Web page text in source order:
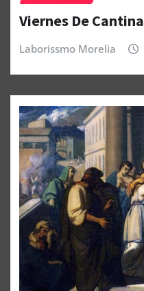
Viernes De Cantina
Laborissmo Morelia